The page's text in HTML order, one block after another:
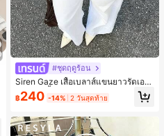
#ชุดฤดูร้อน
Siren Gaze เสื้อเบลาส์แขนยาวรัดเอว
ลายจุดสีน้ำตาลใหม่สำหรับฤดูใบไม้ร่ว
งสำหรับผู้หญิง
฿240 -14% 2 วันสุดท้าย